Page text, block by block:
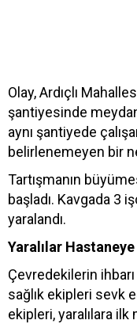
Olay, Ardıçlı
şantiyesinde
aynı şantiyede
belirlenemeyen bir
Tartışmanın
başladı. Kavgada 3
yaralandı.
Yaralılar Hastaneye
Çevredekilerin
sağlık ekipleri sevk
ekipleri, yaralılara